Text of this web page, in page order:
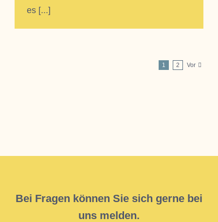
es [...]
1 2 Vor
Bei Fragen können Sie sich gerne bei
uns melden.